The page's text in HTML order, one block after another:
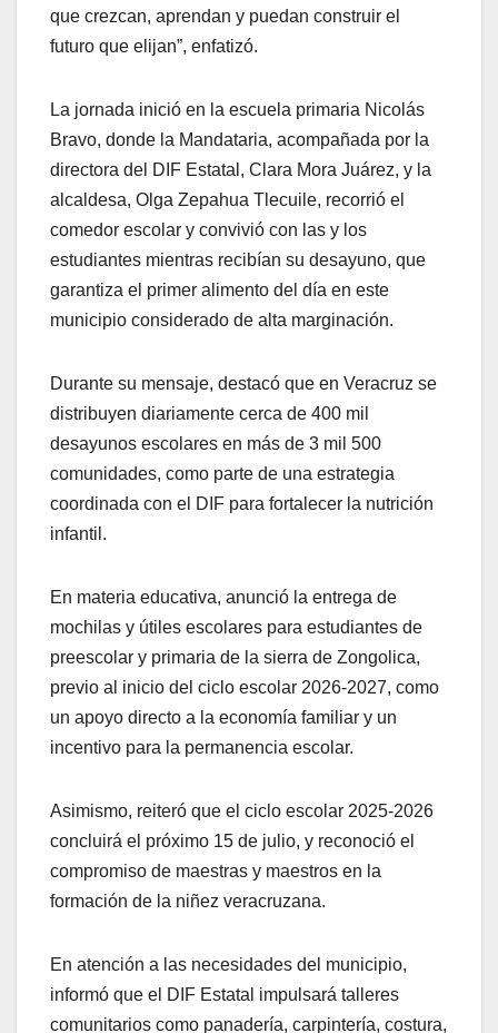
que crezcan, aprendan y puedan construir el
futuro que elijan”, enfatizó.
La jornada inició en la escuela primaria Nicolás
Bravo, donde la Mandataria, acompañada por la
directora del DIF Estatal, Clara Mora Juárez, y la
alcaldesa, Olga Zepahua Tlecuile, recorrió el
comedor escolar y convivió con las y los
estudiantes mientras recibían su desayuno, que
garantiza el primer alimento del día en este
municipio considerado de alta marginación.
Durante su mensaje, destacó que en Veracruz se
distribuyen diariamente cerca de 400 mil
desayunos escolares en más de 3 mil 500
comunidades, como parte de una estrategia
coordinada con el DIF para fortalecer la nutrición
infantil.
En materia educativa, anunció la entrega de
mochilas y útiles escolares para estudiantes de
preescolar y primaria de la sierra de Zongolica,
previo al inicio del ciclo escolar 2026-2027, como
un apoyo directo a la economía familiar y un
incentivo para la permanencia escolar.
Asimismo, reiteró que el ciclo escolar 2025-2026
concluirá el próximo 15 de julio, y reconoció el
compromiso de maestras y maestros en la
formación de la niñez veracruzana.
En atención a las necesidades del municipio,
informó que el DIF Estatal impulsará talleres
comunitarios como panadería, carpintería, costura,